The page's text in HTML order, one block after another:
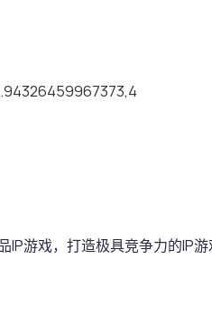
游戏，打造极具竞争力的IP